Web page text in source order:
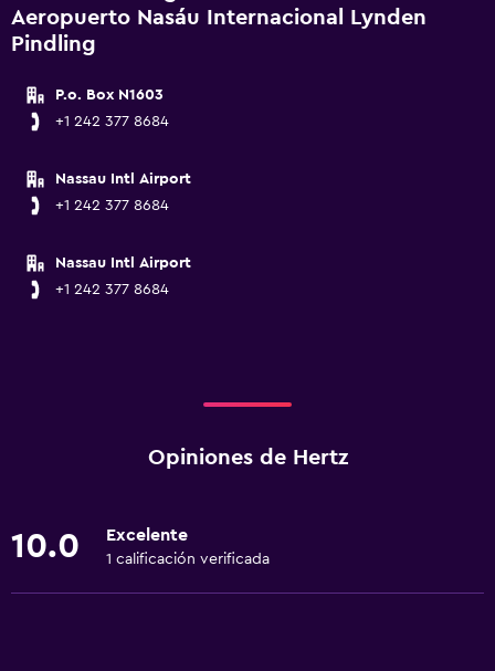
Aeropuerto Nasáu Internacional Lynden
Pindling
P.o. Box N1603
+1 242 377 8684
Nassau Intl Airport
+1 242 377 8684
Nassau Intl Airport
+1 242 377 8684
Opiniones de Hertz
10.0 Excelente
1 calificación verificada